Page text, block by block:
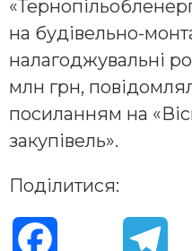
на будівельно-
налагоджувальні
млн грн,
посиланням на
закупівель».
Поділитися: